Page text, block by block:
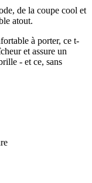
de la coupe cool et
atout.
à porter, ce t-
et assure un
- et ce, sans